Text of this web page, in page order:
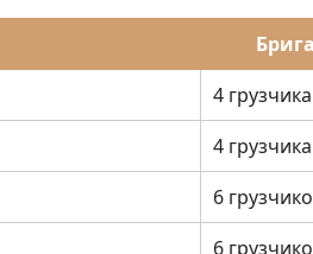
4 грузчика
4 грузчика
6
6